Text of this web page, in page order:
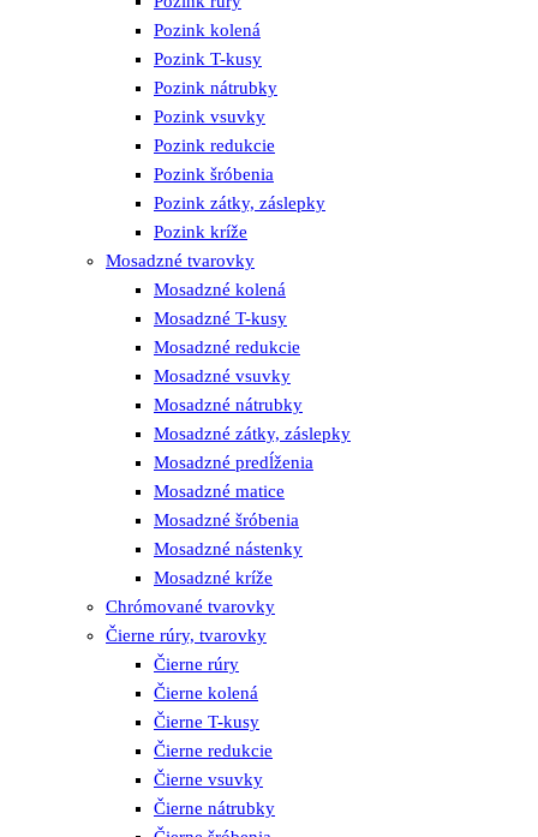
Pozink kolená
Pozink T-kusy
Pozink nátrubky
Pozink vsuvky
Pozink redukcie
Pozink šróbenia
Pozink zátky, záslepky
Pozink kríže
Mosadzné tvarovky
Mosadzné kolená
Mosadzné T-kusy
Mosadzné redukcie
Mosadzné vsuvky
Mosadzné nátrubky
Mosadzné zátky, záslepky
Mosadzné predĺženia
Mosadzné matice
Mosadzné šróbenia
Mosadzné nástenky
Mosadzné kríže
Chrómované tvarovky
Čierne rúry, tvarovky
Čierne rúry
Čierne kolená
Čierne T-kusy
Čierne redukcie
Čierne vsuvky
Čierne nátrubky